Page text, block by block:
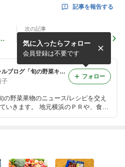
記事を報告する
次の記事
ハイギャバトマト試食レポ〜
GABAを高蓄積した機能性ト
マト
高崎順子オフィシャルブログ「旬の野菜キッチン」
子
の野菜果物のニュース/レシピを交え
浜のＰＲや、食育
せも。 野菜を囲む笑顔の
気に入ったらフォロー
会員登録は不要です
フォロー